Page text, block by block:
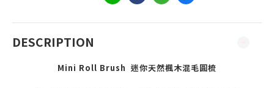
DESCRIPTION
Mini Roll Brush 迷你天然楓木混毛圓梳